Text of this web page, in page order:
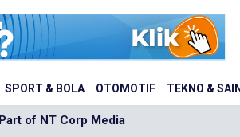
SPORT & BOLA OTOMOTIF TEKNO &
Part of NT Corp Media